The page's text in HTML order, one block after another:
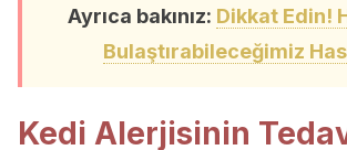
Ayrıca bakınız: Dikkat Edin!
Bulaştırabileceğimiz
Kedi Alerjisinin